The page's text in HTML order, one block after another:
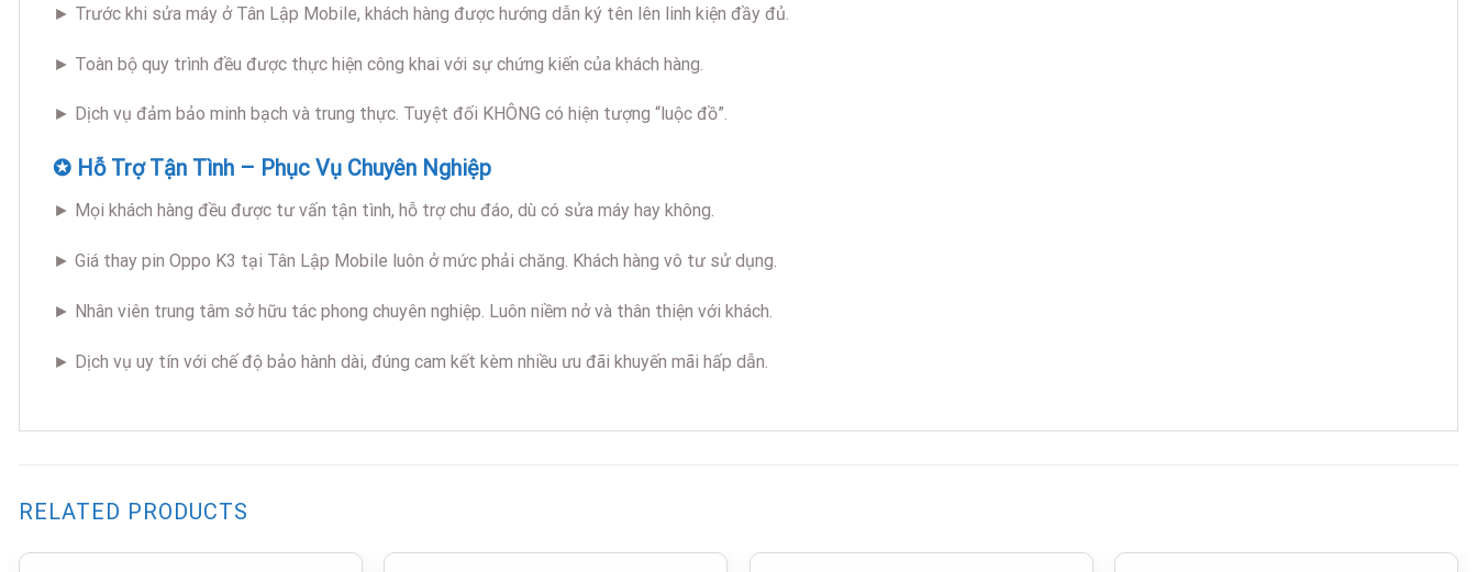
► Trước khi sửa máy ở Tân Lập Mobile, khách hàng được hướng dẫn ký tên lên linh kiện đầy đủ.
► Toàn bộ quy trình đều được thực hiện công khai với sự chứng kiến của khách hàng.
► Dịch vụ đảm bảo minh bạch và trung thực. Tuyệt đối KHÔNG có hiện tượng “luộc đồ”.
✪ Hỗ Trợ Tận Tình – Phục Vụ Chuyên Nghiệp
► Mọi khách hàng đều được tư vấn tận tình, hỗ trợ chu đáo, dù có sửa máy hay không.
► Giá thay pin Oppo K3 tại Tân Lập Mobile luôn ở mức phải chăng. Khách hàng vô tư sử dụng.
► Nhân viên trung tâm sở hữu tác phong chuyên nghiệp. Luôn niềm nở và thân thiện với khách.
► Dịch vụ uy tín với chế độ bảo hành dài, đúng cam kết kèm nhiều ưu đãi khuyến mãi hấp dẫn.
RELATED PRODUCTS